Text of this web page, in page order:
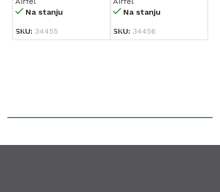
/A+ (top.pumpa zrak-
zrak)Na stanju
SKU: 34455
/A+ (top.pumpa zrak-
zrak)Na stanju
SKU: 34456